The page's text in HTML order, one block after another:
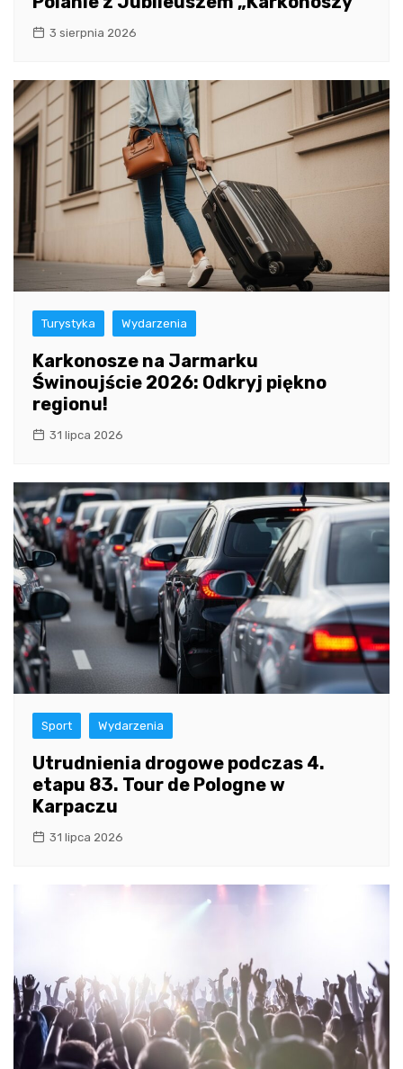
3 sierpnia 2026
Turystyka Wydarzenia
Karkonosze na Jarmarku
Świnoujście 2026: Odkryj piękno
regionu!
31 lipca 2026
Sport Wydarzenia
Utrudnienia drogowe podczas 4.
etapu 83. Tour de Pologne w
Karpaczu
31 lipca 2026